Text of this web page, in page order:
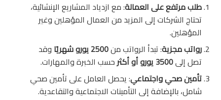
طلب مرتفع على العمالة: مع ازدياد المشاريع الإنشائية،
تحتاج الشركات إلى المزيد من العمال المؤهلين وغير
المؤهلين.
رواتب مجزية: تبدأ الرواتب من2500 يورو شهريًا
وقد
تصل إلى3500 يورو أو أكثر
حسب الخبرة والمهارات.
تأمين صحي واجتماعي: يحصل العامل على تأمين صحي
شامل، بالإضافة إلى التأمينات الاجتماعية والتقاعدية.